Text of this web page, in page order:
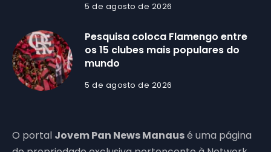
5 de agosto de 2026
Pesquisa coloca Flamengo entre
os 15 clubes mais populares do
mundo
5 de agosto de 2026
O portal Jovem Pan News Manausé uma página